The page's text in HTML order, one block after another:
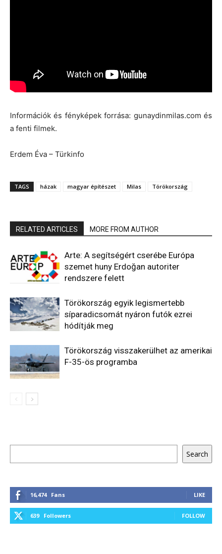
Információk és fényképek forrása: gunaydinmilas.com és
a fenti filmek.
Erdem Éva – Türkinfo
TAGS házak magyar építészet Milas Törökország
RELATED ARTICLES MORE FROM AUTHOR
Arte: A segítségért cserébe Európa
szemet huny Erdoğan autoriter
rendszere felett
Törökország egyik legismertebb
síparadicsomát nyáron futók ezrei
hódítják meg
Törökország visszakerülhet az amerikai
F-35-ös programba
Search
16,474 Fans LIKE
639 Followers FOLLOW